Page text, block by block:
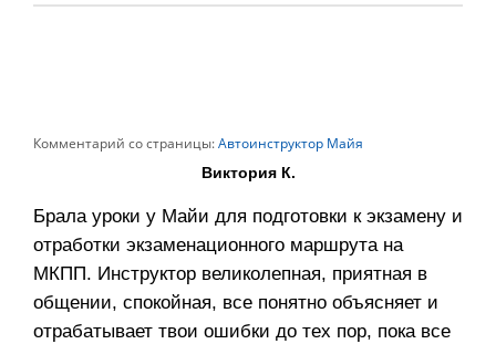
Комментарий со страницы:Автоинструктор Майя
Виктория К.
Брала уроки у Майи для подготовки к экзамену и
отработки экзаменационного маршрута на
МКПП. Инструктор великолепная, приятная в
общении, спокойная, все понятно объясняет и
отрабатывает твои ошибки до тех пор, пока все